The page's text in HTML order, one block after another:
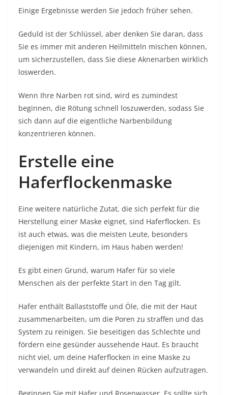
Einige Ergebnisse werden Sie jedoch früher sehen.
Geduld ist der Schlüssel, aber denken Sie daran, dass
Sie es immer mit anderen Heilmitteln mischen können,
um sicherzustellen, dass Sie diese Aknenarben wirklich
loswerden.
Wenn Ihre Narben rot sind, wird es zumindest
beginnen, die Rötung schnell loszuwerden, sodass Sie
sich dann auf die eigentliche Narbenbildung
konzentrieren können.
Erstelle eine
Haferflockenmaske
Eine weitere natürliche Zutat, die sich perfekt für die
Herstellung einer Maske eignet, sind Haferflocken. Es
ist auch etwas, was die meisten Leute, besonders
diejenigen mit Kindern, im Haus haben werden!
Es gibt einen Grund, warum Hafer für so viele
Menschen als der perfekte Start in den Tag gilt.
Hafer enthält Ballaststoffe und Öle, die mit der Haut
zusammenarbeiten, um die Poren zu straffen und das
System zu reinigen. Sie beseitigen das Schlechte und
fördern eine gesünder aussehende Haut. Es braucht
nicht viel, um deine Haferflocken in eine Maske zu
verwandeln und direkt auf deinen Rücken aufzutragen.